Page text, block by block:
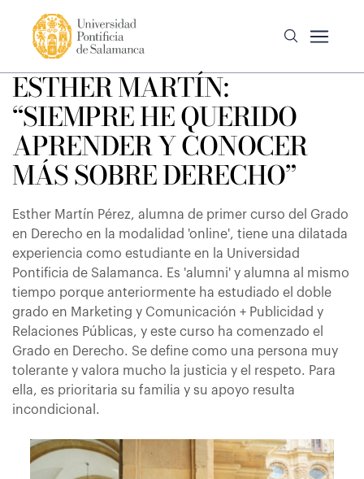
ESTHER MARTÍN:
“SIEMPRE HE QUERIDO
APRENDER Y CONOCER
MÁS SOBRE DERECHO”
Esther Martín Pérez, alumna de primer curso del Grado
en Derecho en la modalidad 'online', tiene una dilatada
experiencia como estudiante en la Universidad
Pontificia de Salamanca. Es 'alumni' y alumna al mismo
tiempo porque anteriormente ha estudiado el doble
grado en Marketing y Comunicación + Publicidad y
Relaciones Públicas, y este curso ha comenzado el
Grado en Derecho. Se define como una persona muy
tolerante y valora mucho la justicia y el respeto. Para
ella, es prioritaria su familia y su apoyo resulta
incondicional.